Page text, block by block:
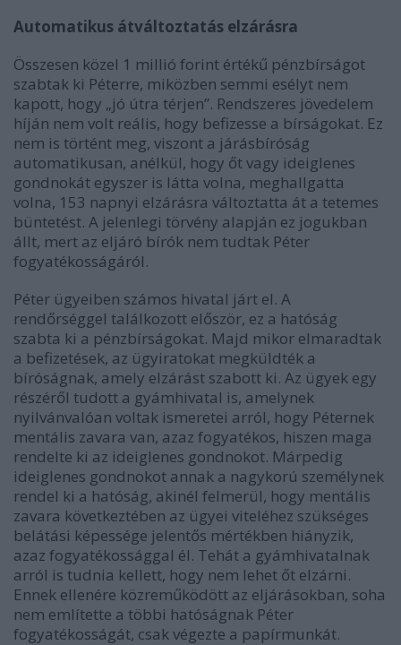
Automatikus átváltoztatás elzárásra
Összesen közel 1 millió forint értékű pénzbírságot
szabtak ki Péterre, miközben semmi esélyt nem
kapott, hogy „jó útra térjen”. Rendszeres jövedelem
híján nem volt reális, hogy befizesse a bírságokat. Ez
nem is történt meg, viszont a járásbíróság
automatikusan, anélkül, hogy őt vagy ideiglenes
gondnokát egyszer is látta volna, meghallgatta
volna, 153 napnyi elzárásra változtatta át a tetemes
büntetést. A jelenlegi törvény alapján ez jogukban
állt, mert az eljáró bírók nem tudtak Péter
fogyatékosságáról.
Péter ügyeiben számos hivatal járt el. A
rendőrséggel találkozott először, ez a hatóság
szabta ki a pénzbírságokat. Majd mikor elmaradtak
a befizetések, az ügyiratokat megküldték a
bíróságnak, amely elzárást szabott ki. Az ügyek egy
részéről tudott a gyámhivatal is, amelynek
nyilvánvalóan voltak ismeretei arról, hogy Péternek
mentális zavara van, azaz fogyatékos, hiszen maga
rendelte ki az ideiglenes gondnokot. Márpedig
ideiglenes gondnokot annak a nagykorú személynek
rendel ki a hatóság, akinél felmerül, hogy mentális
zavara következtében az ügyei viteléhez szükséges
belátási képessége jelentős mértékben hiányzik,
azaz fogyatékossággal él. Tehát a gyámhivatalnak
arról is tudnia kellett, hogy nem lehet őt elzárni.
Ennek ellenére közreműködött az eljárásokban, soha
nem említette a többi hatóságnak Péter
fogyatékosságát, csak végezte a papírmunkát.